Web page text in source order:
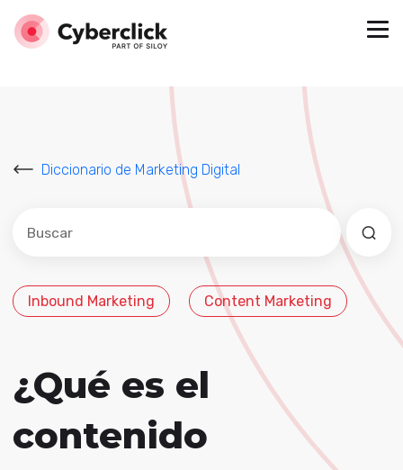
Diccionario de Marketing Digital
Este es un campo de búsqueda con una función de
No hay sugerencias porque el campo de
Inbound Marketing Content Marketing
¿Qué es el
contenido